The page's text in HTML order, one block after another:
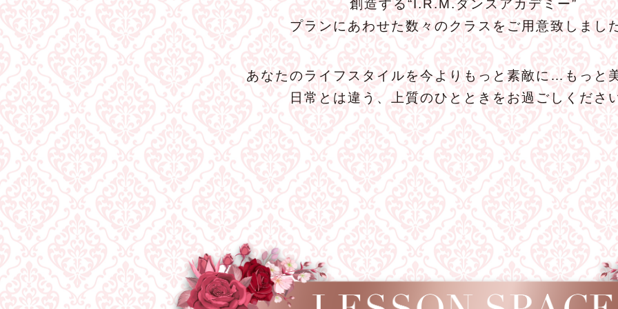
創造する“I.R.M.ダンスアカデミー”
プランにあわせた数々のクラスをご用意致しまし
あなたのライフスタイルを今よりもっと素敵に…もっと
日常とは違う、上質のひとときをお過ごしくださ